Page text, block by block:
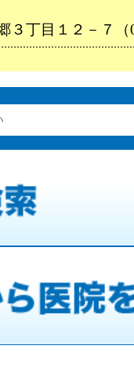
丁目１２－７（